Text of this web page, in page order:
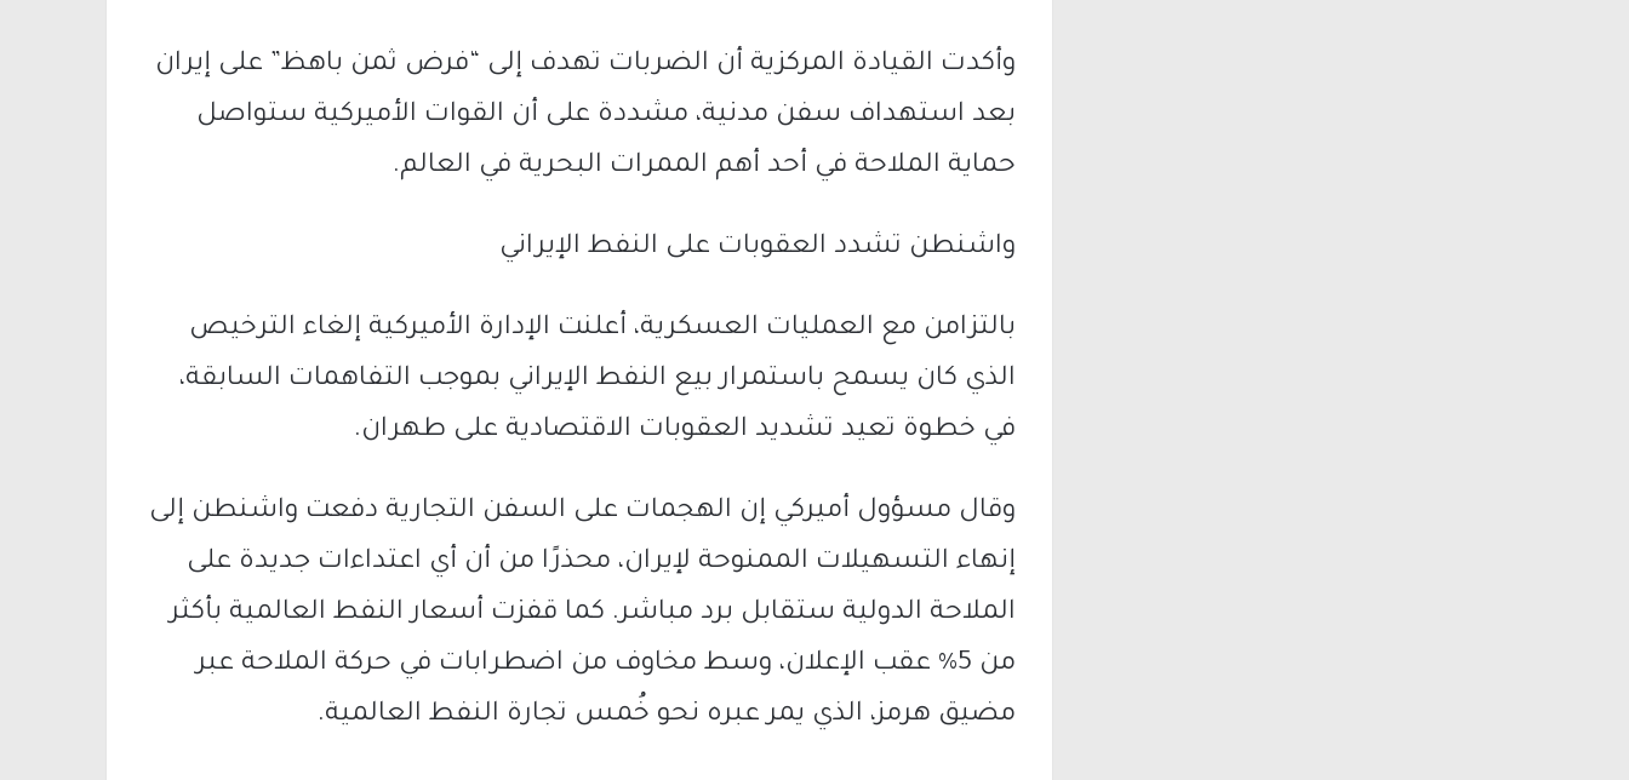
وأكدت القيادة المركزية أن الضربات تهدف إلى “فرض ثمن باهظ” على إيران
بعد استهداف سفن مدنية، مشددة على أن القوات الأميركية ستواصل
حماية الملاحة في أحد أهم الممرات البحرية في العالم.
واشنطن تشدد العقوبات على النفط الإيراني
بالتزامن مع العمليات العسكرية، أعلنت الإدارة الأميركية إلغاء الترخيص
الذي كان يسمح باستمرار بيع النفط الإيراني بموجب التفاهمات السابقة،
في خطوة تعيد تشديد العقوبات الاقتصادية على طهران.
وقال مسؤول أميركي إن الهجمات على السفن التجارية دفعت واشنطن إلى
إنهاء التسهيلات الممنوحة لإيران، محذرًا من أن أي اعتداءات جديدة على
الملاحة الدولية ستقابل برد مباشر. كما قفزت أسعار النفط العالمية بأكثر
من 5% عقب الإعلان، وسط مخاوف من اضطرابات في حركة الملاحة عبر
مضيق هرمز، الذي يمر عبره نحو خُمس تجارة النفط العالمية.